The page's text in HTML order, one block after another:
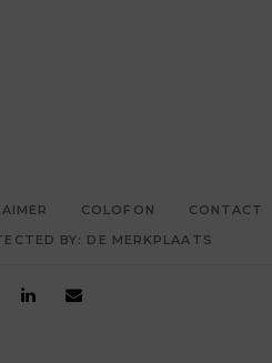
COLOFON CONTACT
BY: DE MERKPLAATS